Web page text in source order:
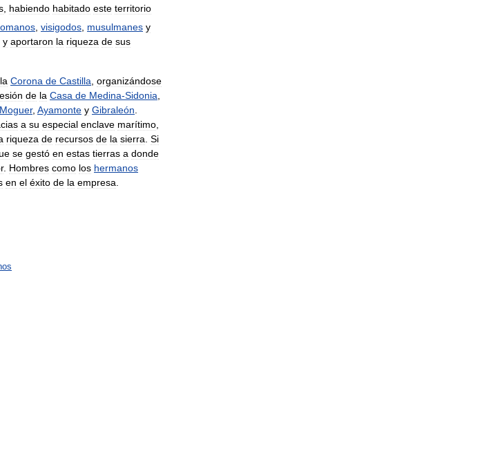
habiendo habitado este territorio
visigodos musulmanes y
y aportaron la riqueza de sus
la Corona de Castilla organizándose
de la Casa de Medina-Sidonia
Moguer, Ayamonte y Gibraleón
a su especial enclave marítimo
riqueza de recursos de la sierra Si
se gestó en estas tierras a donde
. Hombres como los hermanos
en el éxito de la empresa